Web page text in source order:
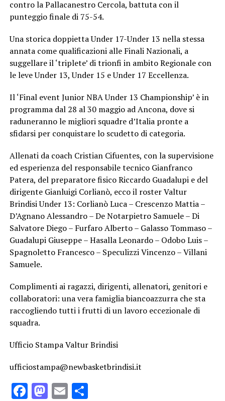
contro la Pallacanestro Cercola, battuta con il
punteggio finale di 75-54.
Una storica doppietta Under 17-Under 13 nella stessa
annata come qualificazioni alle Finali Nazionali, a
suggellare il ‘triplete’ di trionfi in ambito Regionale con
le leve Under 13, Under 15 e Under 17 Eccellenza.
Il ‘Final event Junior NBA Under 13 Championship’ è in
programma dal 28 al 30 maggio ad Ancona, dove si
raduneranno le migliori squadre d’Italia pronte a
sfidarsi per conquistare lo scudetto di categoria.
Allenati da coach Cristian Cifuentes, con la supervisione
ed esperienza del responsabile tecnico Gianfranco
Patera, del preparatore fisico Riccardo Guadalupi e del
dirigente Gianluigi Corlianò, ecco il roster Valtur
Brindisi Under 13: Corlianò Luca – Crescenzo Mattia –
D’Agnano Alessandro – De Notarpietro Samuele – Di
Salvatore Diego – Furfaro Alberto – Galasso Tommaso –
Guadalupi Giuseppe – Hasalla Leonardo – Odobo Luis –
Spagnoletto Francesco – Speculizzi Vincenzo – Villani
Samuele.
Complimenti ai ragazzi, dirigenti, allenatori, genitori e
collaboratori: una vera famiglia biancoazzurra che sta
raccogliendo tutti i frutti di un lavoro eccezionale di
squadra.
Ufficio Stampa Valtur Brindisi
ufficiostampa@newbasketbrindisi.it
Facebook
Mastodon
EmailCondividi